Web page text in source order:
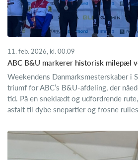
11. feb. 2026, kl. 00.09
ABC B&U markerer historisk milepæl
Weekendens Danmarksmesterskaber i
triumf for ABC’s B&U-afdeling, der
tid. På en sneklædt og udfordrende
asfalt til dybe snepartier og frosne